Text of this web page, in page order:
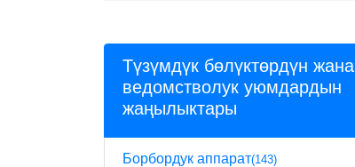
Түзүмдүк бөлүктөрдүн жана
ведомстволук уюмдардын
жаңылыктары
Борбордук аппарат(143)